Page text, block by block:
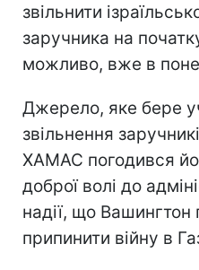
звільнити
заручника на
можливо, вже в
Джерело, яке бере
звільнення
ХАМАС погодився
доброї волі до
надії, що Вашингтон
припинити війну в